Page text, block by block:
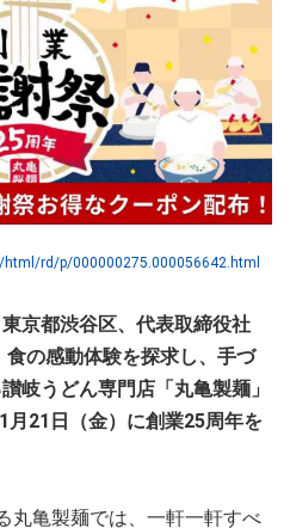
rd/p/000000275.000056642.html
京都渋谷区、代表取締役社
の感動体験を探求し、手づ
岐うどん専門店「丸亀製麺」
月21日（金）に創業25周年を
丸亀製麺では、一軒一軒すべ